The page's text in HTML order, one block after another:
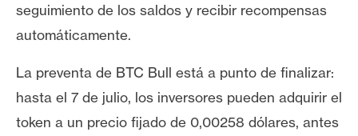
seguimiento de los saldos y recibir recompensas
automáticamente.
La preventa de BTC Bull está a punto de finalizar:
hasta el 7 de julio, los inversores pueden adquirir el
token a un precio fijado de 0,00258 dólares, antes